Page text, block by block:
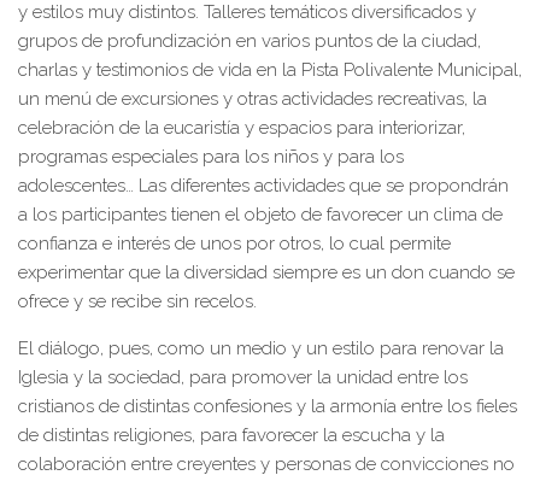
y estilos muy distintos. Talleres temáticos diversificados y
grupos de profundización en varios puntos de la ciudad,
charlas y testimonios de vida en la Pista Polivalente Municipal,
un menú de excursiones y otras actividades recreativas, la
celebración de la eucaristía y espacios para interiorizar,
programas especiales para los niños y para los
adolescentes… Las diferentes actividades que se propondrán
a los participantes tienen el objeto de favorecer un clima de
confianza e interés de unos por otros, lo cual permite
experimentar que la diversidad siempre es un don cuando se
ofrece y se recibe sin recelos.
El diálogo, pues, como un medio y un estilo para renovar la
Iglesia y la sociedad, para promover la unidad entre los
cristianos de distintas confesiones y la armonía entre los fieles
de distintas religiones, para favorecer la escucha y la
colaboración entre creyentes y personas de convicciones no